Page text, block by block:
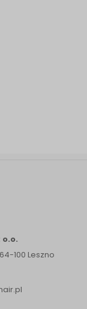
o.o.
100 Leszno